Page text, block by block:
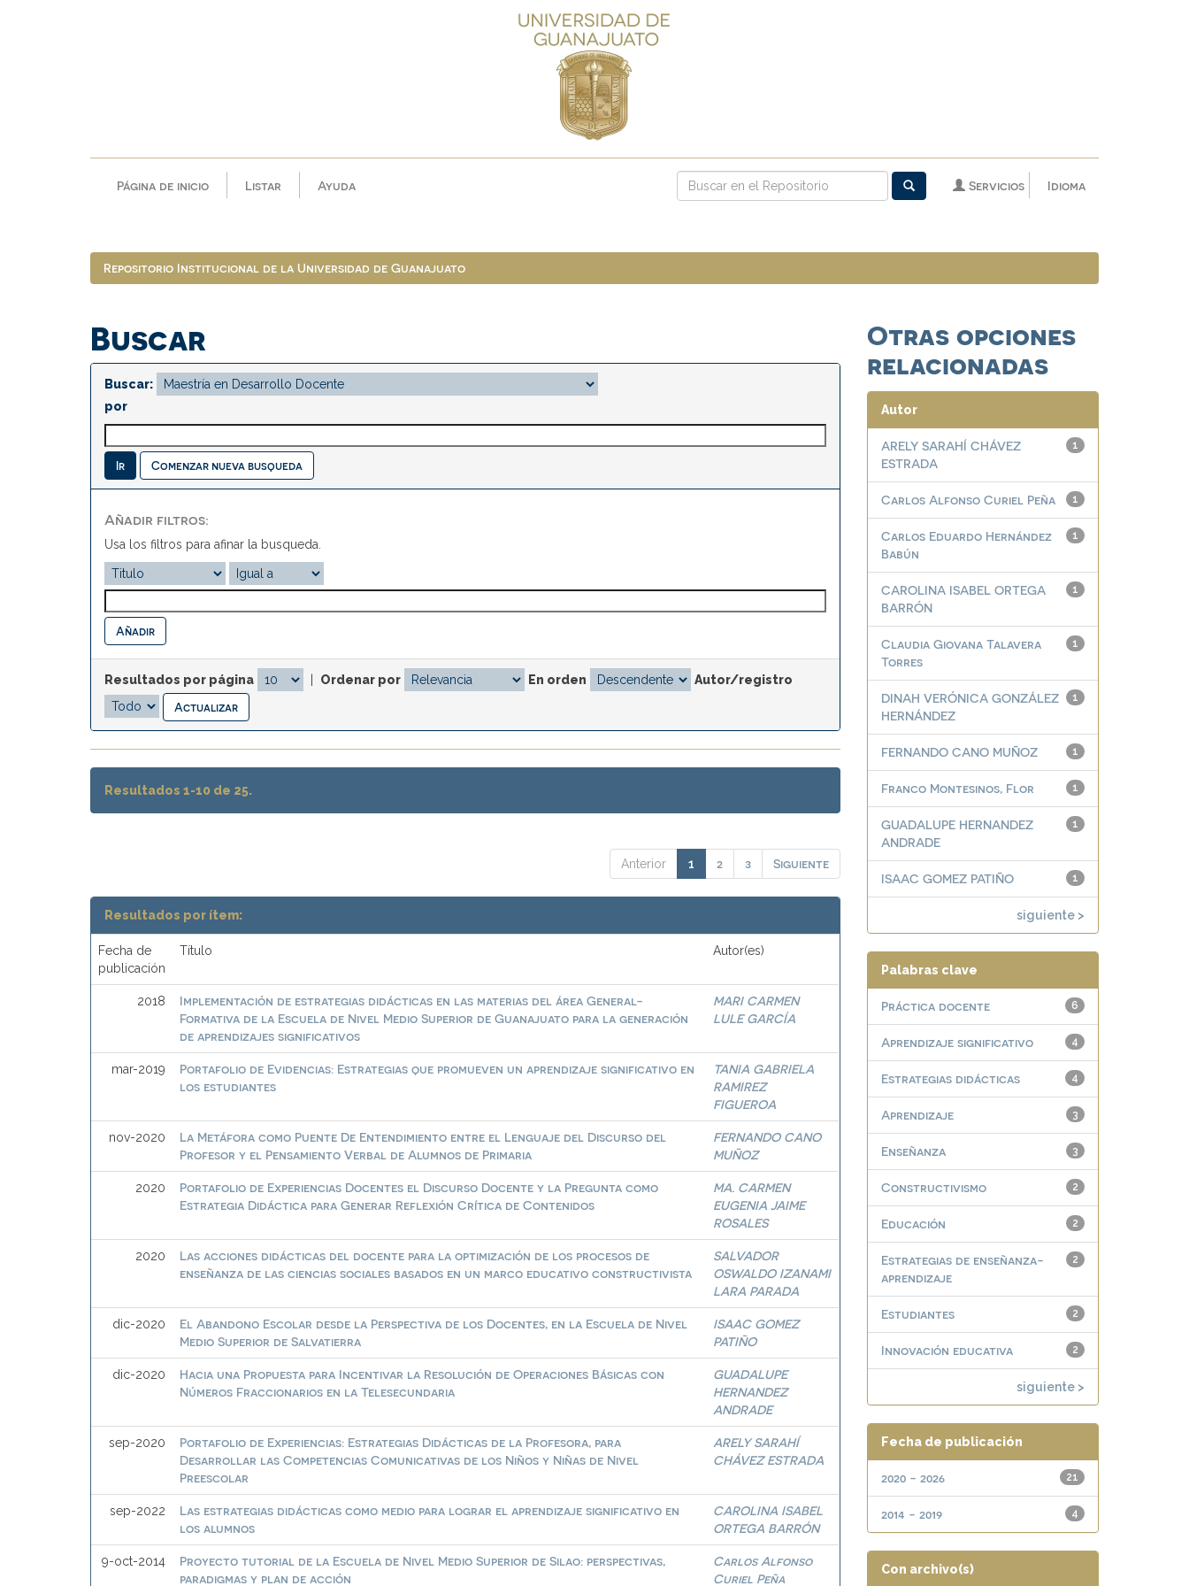
Página de inicio Listar Ayuda Idioma
Servicios
Repositorio Institucional de la Universidad de Guanajuato
Buscar
Buscar:
por
Comenzar nueva busqueda
Añadir filtros:
Usa los filtros para afinar la busqueda.
Resultados por página Ordenar por En orden Autor/registro
Resultados 1-10 de 25.
Anterior 1 2 3 Siguiente
Resultados por ítem:
Fecha de
publicación
Título Autor(es)
2018
Implementación de estrategias didácticas en las materias del área General-
Formativa de la Escuela de Nivel Medio Superior de Guanajuato para la generación
de aprendizajes significativos
MARI CARMEN
LULE GARCÍA
mar-2019
Portafolio de Evidencias: Estrategias que promueven un aprendizaje significativo en
los estudiantes
TANIA GABRIELA
RAMIREZ
FIGUEROA
nov-2020
La Metáfora como Puente De Entendimiento entre el Lenguaje del Discurso del
Profesor y el Pensamiento Verbal de Alumnos de Primaria
FERNANDO CANO
MUÑOZ
2020
Portafolio de Experiencias Docentes el Discurso Docente y la Pregunta como
Estrategia Didáctica para Generar Reflexión Crítica de Contenidos
MA. CARMEN
EUGENIA JAIME
ROSALES
2020
Las acciones didácticas del docente para la optimización de los procesos de
enseñanza de las ciencias sociales basados en un marco educativo constructivista
SALVADOR
OSWALDO IZANAMI
LARA PARADA
dic-2020
El Abandono Escolar desde la Perspectiva de los Docentes, en la Escuela de Nivel
Medio Superior de Salvatierra
ISAAC GOMEZ
PATIÑO
dic-2020
Hacia una Propuesta para Incentivar la Resolución de Operaciones Básicas con
Números Fraccionarios en la Telesecundaria
GUADALUPE
HERNANDEZ
ANDRADE
sep-2020
Portafolio de Experiencias: Estrategias Didácticas de la Profesora, para
Desarrollar las Competencias Comunicativas de los Niños y Niñas de Nivel
Preescolar
ARELY SARAHÍ
CHÁVEZ ESTRADA
sep-2022
Las estrategias didácticas como medio para lograr el aprendizaje significativo en
los alumnos
CAROLINA ISABEL
ORTEGA BARRÓN
9-oct-2014
Proyecto tutorial de la Escuela de Nivel Medio Superior de Silao: perspectivas,
paradigmas y plan de acción
Carlos Alfonso
Curiel Peña
Otras opciones
relacionadas
Autor
1
ARELY SARAHÍ CHÁVEZ
ESTRADA
1
Carlos Alfonso Curiel Peña
1
Carlos Eduardo Hernández
Babún
1
CAROLINA ISABEL ORTEGA
BARRÓN
1
Claudia Giovana Talavera
Torres
1
DINAH VERÓNICA GONZÁLEZ
HERNÁNDEZ
1
FERNANDO CANO MUÑOZ
1
Franco Montesinos, Flor
1
GUADALUPE HERNANDEZ
ANDRADE
1
ISAAC GOMEZ PATIÑO
siguiente >
Palabras clave
6
Práctica docente
4
Aprendizaje significativo
4
Estrategias didácticas
3
Aprendizaje
3
Enseñanza
2
Constructivismo
2
Educación
2
Estrategias de enseñanza-
aprendizaje
2
Estudiantes
2
Innovación educativa
siguiente >
Fecha de publicación
21
2020 - 2026
4
2014 - 2019
Con archivo(s)